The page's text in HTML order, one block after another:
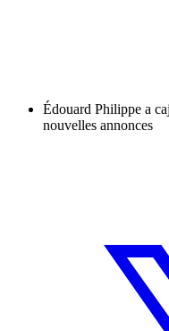
Édouard Philippe a
nouvelles annonces